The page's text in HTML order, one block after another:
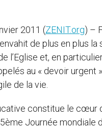
2011 (ZENIT.org) –
de plus en plus la
l’Eglise et, en
au « devoir urgent »
de la vie.
constitue le cœur
Journée mondiale